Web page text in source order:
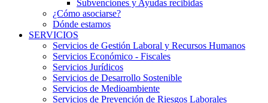
Subvenciones y Ayudas recibidas
¿Cómo asociarse?
Dónde estamos
SERVICIOS
Servicios de Gestión Laboral y Recursos Humanos
Servicios Económico - Fiscales
Servicios Jurídicos
Servicios de Desarrollo Sostenible
Servicios de Medioambiente
Servicios de Prevención de Riesgos Laborales